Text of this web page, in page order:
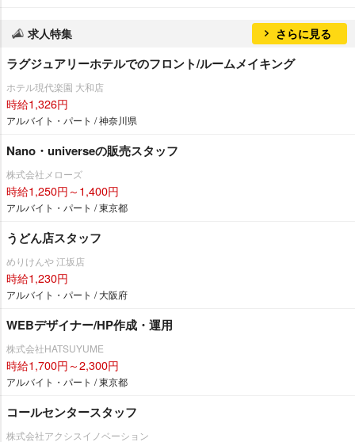
求人特集 さらに見る
ラグジュアリーホテルでのフロント/ルームメイキング
ホテル現代楽園 大和店
時給1,326円
アルバイト・パート / 神奈川県
Nano・universeの販売スタッフ
株式会社メローズ
時給1,250円～1,400円
アルバイト・パート / 東京都
うどん店スタッフ
めりけんや 江坂店
時給1,230円
アルバイト・パート / 大阪府
WEBデザイナー/HP作成・運用
株式会社HATSUYUME
時給1,700円～2,300円
アルバイト・パート / 東京都
コールセンタースタッフ
株式会社アクシスイノベーション